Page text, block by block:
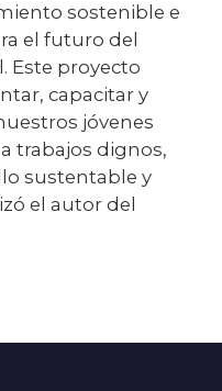
sostenible e
el futuro del
Este proyecto
capacitar y
jóvenes
trabajos dignos,
sustentable y
el autor del